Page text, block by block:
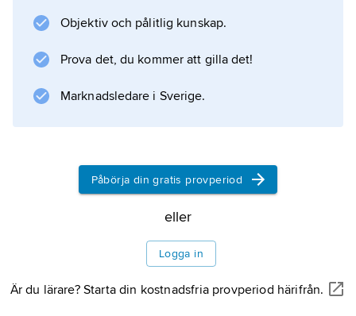
Litteraturanvisning
Objektiv och pålitlig kunskap.
Prova det, du kommer att gilla det!
Marknadsledare i Sverige.
Påbörja din gratis provperiod
eller
Logga in
Är du lärare? Starta din kostnadsfria provperiod härifrån.